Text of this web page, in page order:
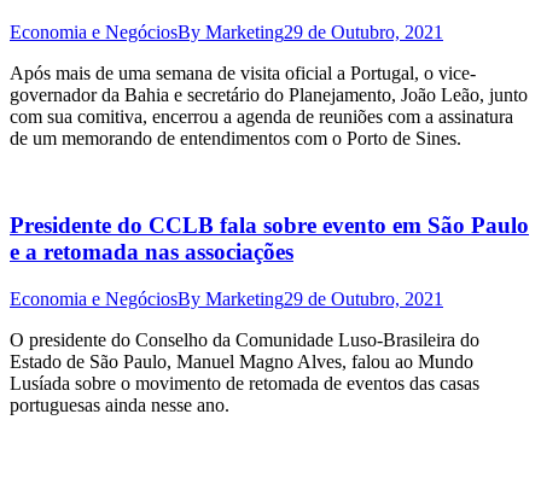
Economia e NegóciosBy Marketing29 de Outubro, 2021
Após mais de uma semana de visita oficial a Portugal, o vice-
governador da Bahia e secretário do Planejamento, João Leão, junto
com sua comitiva, encerrou a agenda de reuniões com a assinatura
de um memorando de entendimentos com o Porto de Sines.
Presidente do CCLB fala sobre evento em São Paulo
e a retomada nas associações
Economia e NegóciosBy Marketing29 de Outubro, 2021
O presidente do Conselho da Comunidade Luso-Brasileira do
Estado de São Paulo, Manuel Magno Alves, falou ao Mundo
Lusíada sobre o movimento de retomada de eventos das casas
portuguesas ainda nesse ano.